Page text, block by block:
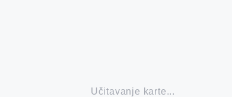
Učitavanje karte...